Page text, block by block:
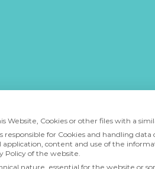
Website, Cookies or other files with a
responsible for Cookies and handling
content and use of the
Policy of the website.
nature, essential for the website or